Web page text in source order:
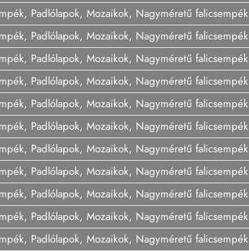
Padlólapok, Mozaikok, Nagyméretű falicsempék
Padlólapok, Mozaikok, Nagyméretű falicsempék
Padlólapok, Mozaikok, Nagyméretű falicsempék
Padlólapok, Mozaikok, Nagyméretű falicsempék
Padlólapok, Mozaikok, Nagyméretű falicsempék
Padlólapok, Mozaikok, Nagyméretű falicsempék
Padlólapok, Mozaikok, Nagyméretű falicsempék
Padlólapok, Mozaikok, Nagyméretű falicsempék
Padlólapok, Mozaikok, Nagyméretű falicsempék
Padlólapok, Mozaikok, Nagyméretű falicsempék
Padlólapok, Mozaikok, Nagyméretű falicsempék